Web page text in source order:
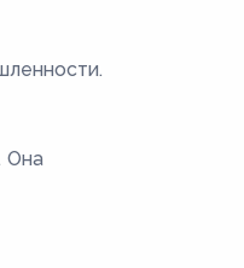
Она